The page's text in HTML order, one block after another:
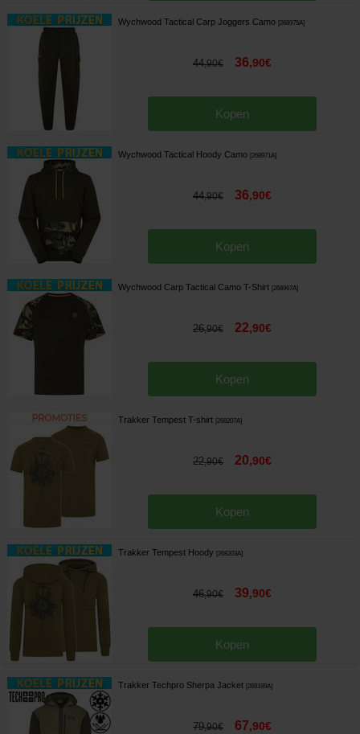
Wychwood Tactical Carp Joggers Camo 268975A]
44,90€ 36,90€
Kopen
Wychwood Tactical Hoody Camo 268971A]
44,90€ 36,90€
Kopen
Wychwood Carp Tactical Camo T-Shirt 268967A]
26,90€ 22,90€
Kopen
Trakker Tempest T-shirt 268207A]
22,90€ 20,90€
Kopen
Trakker Tempest Hoody 268203A]
46,90€ 39,90€
Kopen
Trakker Techpro Sherpa Jacket 268199A]
79,90€ 67,90€